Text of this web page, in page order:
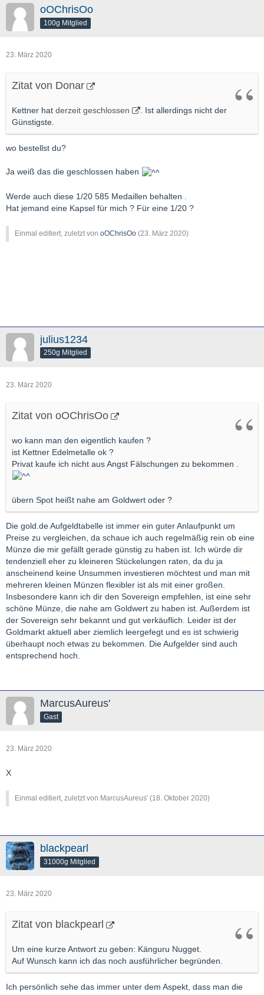
oOChrisOo
100g Mitglied
23. März 2020
Zitat von Donar
Kettner hat derzeit geschlossen
. Ist allerdings nicht der
Günstigste.
wo bestellst du?
Ja weiß das die geschlossen haben
Werde auch diese 1/20 585 Medaillen behalten .
Hat jemand eine Kapsel für mich ? Für eine 1/20 ?
Einmal editiert, zuletzt von oOChrisOo (23. März 2020)
julius1234
250g Mitglied
23. März 2020
Zitat von oOChrisOo
wo kann man den eigentlich kaufen ?
ist Kettner Edelmetalle ok ?
Privat kaufe ich nicht aus Angst Fälschungen zu bekommen .
übern Spot heißt nahe am Goldwert oder ?
Die gold.de Aufgeldtabelle ist immer ein guter Anlaufpunkt um
Preise zu vergleichen, da schaue ich auch regelmäßig rein ob eine
Münze die mir gefällt gerade günstig zu haben ist. Ich würde dir
tendenziell eher zu kleineren Stückelungen raten, da du ja
anscheinend keine Unsummen investieren möchtest und man mit
mehreren kleinen Münzen flexibler ist als mit einer großen.
Insbesondere kann ich dir den Sovereign empfehlen, ist eine sehr
schöne Münze, die nahe am Goldwert zu haben ist. Außerdem ist
der Sovereign sehr bekannt und gut verkäuflich. Leider ist der
Goldmarkt aktuell aber ziemlich leergefegt und es ist schwierig
überhaupt noch etwas zu bekommen. Die Aufgelder sind auch
entsprechend hoch.
MarcusAureus'
Gast
23. März 2020
X
Einmal editiert, zuletzt von MarcusAureus' (18. Oktober 2020)
blackpearl
31000g Mitglied
23. März 2020
Zitat von blackpearl
Um eine kurze Antwort zu geben: Känguru Nugget.
Auf Wunsch kann ich das noch ausführlicher begründen.
Ich persönlich sehe das immer unter dem Aspekt, dass man die